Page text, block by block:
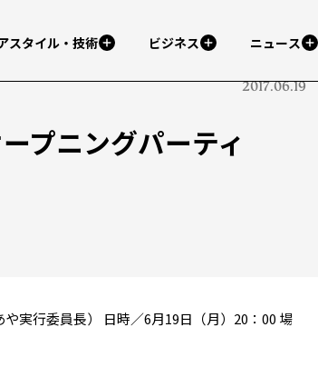
スタイル・技術 ビジネス ニュース
2017.06.19
プニングパーティ
実行委員長） 日時／6月19日（月）20：00 場